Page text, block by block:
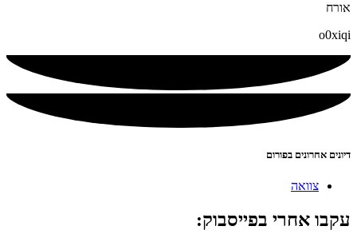
אורח
o0xiqi
דיונים אחרונים בפורום
צוואה
עקבו אחרי בפייסבוק: